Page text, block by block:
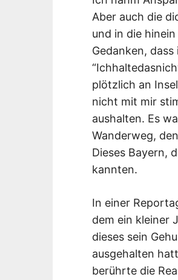
Aber auch die
und in die
Gedanken,
plötzlich an
nicht mit mir
aushalten. Es
Wanderweg,
Dieses Bayern,
kannten.
In einer
dem ein kleiner
dieses sein
ausgehalten
berührte die